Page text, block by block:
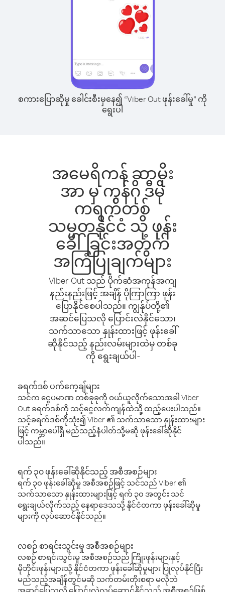
စကားပြောဆိုမှု ခေါင်းစီးမှနေ၍ “Viber Out ဖုန်းခေါ်မှု” ကို
ရွေးပါ
အမေရိကန် ဆာမိုး
အာ မှ ကွန်ဂို ဒီမို
ကရက်တစ်
သမ္မတနိုင်ငံ သို့ ဖုန်း
ခေါ်ခြင်းအတွက်
အကြံပြုချက်များ
Viber Out သည် ပိုက်ဆံအကုန်အကျ
နည်းနည်းဖြင့် အချိန် ပိုကြာကြာ ဖုန်း
ပြောနိုင်စေပါသည်။ ကျွန်ုပ်တို့၏
အဆင်ပြေသလို ပြောင်းလဲနိုင်သော၊
သက်သာသော နှုန်းထားဖြင့် ဖုန်းခေါ်
ဆိုနိုင်သည့် နည်းလမ်းများထဲမှ တစ်ခု
ကို ရွေးချယ်ပါ-
ခရက်ဒစ် ပက်ကေ့ချ်များ
သင်က ငွေပမာဏ တစ်ခုခုကို ဝယ်ယူလိုက်သောအခါ Viber
Out ခရက်ဒစ်ကို သင့်ငွေလက်ကျန်ထဲသို့ ထည့်ပေးပါသည်။
သင့်ခရက်ဒစ်ကိုသုံး၍ Viber ၏ သက်သာသော နှုန်းထားများ
ဖြင့် ကမ္ဘာပေါ်ရှိ မည်သည့်နံပါတ်သို့မဆို ဖုန်းခေါ်ဆိုနိုင်
ပါသည်။
ရက် ၃၀ ဖုန်းခေါ်ဆိုနိုင်သည့် အစီအစဉ်များ
ရက် ၃၀ ဖုန်းခေါ်ဆိုမှု အစီအစဉ်ဖြင့် သင်သည် Viber ၏
သက်သာသော နှုန်းထားများဖြင့် ရက် ၃၀ အတွင်း သင်
ရွေးချယ်လိုက်သည့် နေရာဒေသသို့ နိုင်ငံတကာ ဖုန်းခေါ်ဆိုမှု
များကို လုပ်ဆောင်နိုင်သည်။
လစဉ် စာရင်းသွင်းမှု အစီအစဉ်များ
လစဉ် စာရင်းသွင်းမှု အစီအစဉ်သည် ကြိုးဖုန်းများနှင့်
မိုဘိုင်းဖုန်းများသို့ နိုင်ငံတကာ ဖုန်းခေါ်ဆိုမှုများ ပြုလုပ်နိုင်ပြီး
မည်သည့်အချိန်တွင်မဆို သက်တမ်းတိုးစရာ မလိုဘဲ